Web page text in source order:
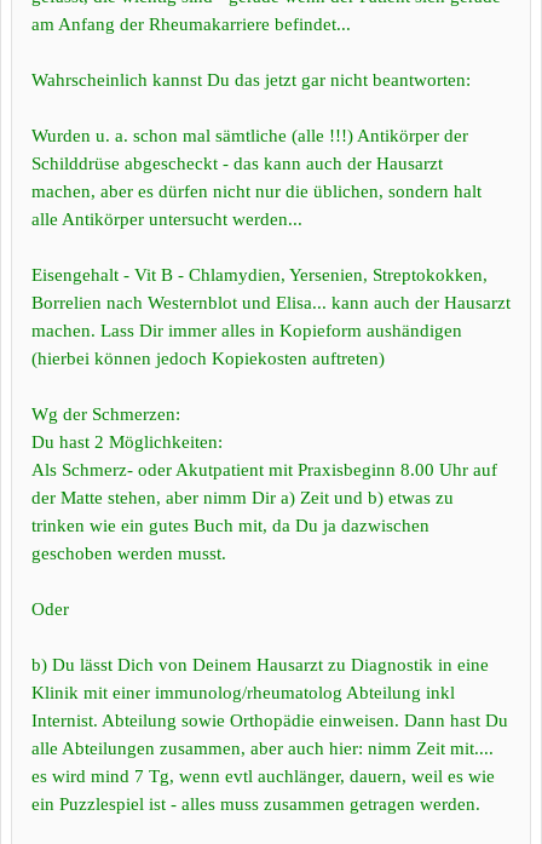
am Anfang der Rheumakarriere befindet...
Wahrscheinlich kannst Du das jetzt gar nicht beantworten:
Wurden u. a. schon mal sämtliche (alle !!!) Antikörper der
Schilddrüse abgescheckt - das kann auch der Hausarzt
machen, aber es dürfen nicht nur die üblichen, sondern halt
alle Antikörper untersucht werden...
Eisengehalt - Vit B - Chlamydien, Yersenien, Streptokokken,
Borrelien nach Westernblot und Elisa... kann auch der Hausarzt
machen. Lass Dir immer alles in Kopieform aushändigen
(hierbei können jedoch Kopiekosten auftreten)
Wg der Schmerzen:
Du hast 2 Möglichkeiten:
Als Schmerz- oder Akutpatient mit Praxisbeginn 8.00 Uhr auf
der Matte stehen, aber nimm Dir a) Zeit und b) etwas zu
trinken wie ein gutes Buch mit, da Du ja dazwischen
geschoben werden musst.
Oder
b) Du lässt Dich von Deinem Hausarzt zu Diagnostik in eine
Klinik mit einer immunolog/rheumatolog Abteilung inkl
Internist. Abteilung sowie Orthopädie einweisen. Dann hast Du
alle Abteilungen zusammen, aber auch hier: nimm Zeit mit....
es wird mind 7 Tg, wenn evtl auchlänger, dauern, weil es wie
ein Puzzlespiel ist - alles muss zusammen getragen werden.